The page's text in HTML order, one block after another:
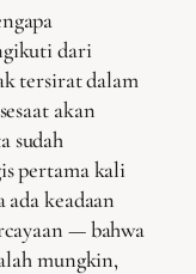
dari
tersirat dalam
akan
sudah
pertama kali
keadaan
— bahwa
mungkin,